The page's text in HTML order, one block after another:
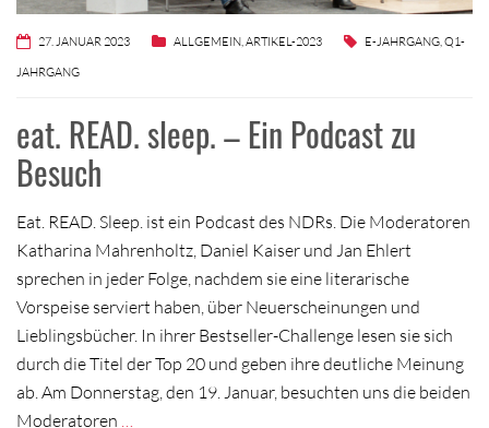
27. JANUAR 2023 ALLGEMEIN,ARTIKEL-2023 E-JAHRGANG,Q1-
JAHRGANG
eat. READ. sleep. – Ein Podcast zu
Besuch
Eat. READ. Sleep. ist ein Podcast des NDRs. Die Moderatoren
Katharina Mahrenholtz, Daniel Kaiser und Jan Ehlert
sprechen in jeder Folge, nachdem sie eine literarische
Vorspeise serviert haben, über Neuerscheinungen und
Lieblingsbücher. In ihrer Bestseller-Challenge lesen sie sich
durch die Titel der Top 20 und geben ihre deutliche Meinung
ab. Am Donnerstag, den 19. Januar, besuchten uns die beiden
Moderatoren